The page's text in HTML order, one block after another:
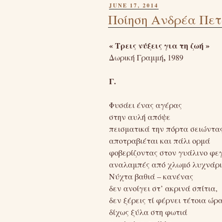
POSTED
JUNE 17, 2014
Ποίηση Ανδρέα
« Τρεις νύξεις για τη ζωή »
Δωρική Γραμμή, 1989
Γ.
Φυσάει ένας αγέρας
στην αυλή απόψε
πεισματικά την πόρτα
αποτραβιέται και πάλι ορμά
φοβερίζοντας στον γυάλινο
αναλαμπές από χλωμό
Νύχτα βαθιά – κανένας
δεν ανοίγει στ’ ακρινά σπίτια,
δεν ξέρεις τί φέρνει τέτοια
δίχως ξύλα στη φωτιά